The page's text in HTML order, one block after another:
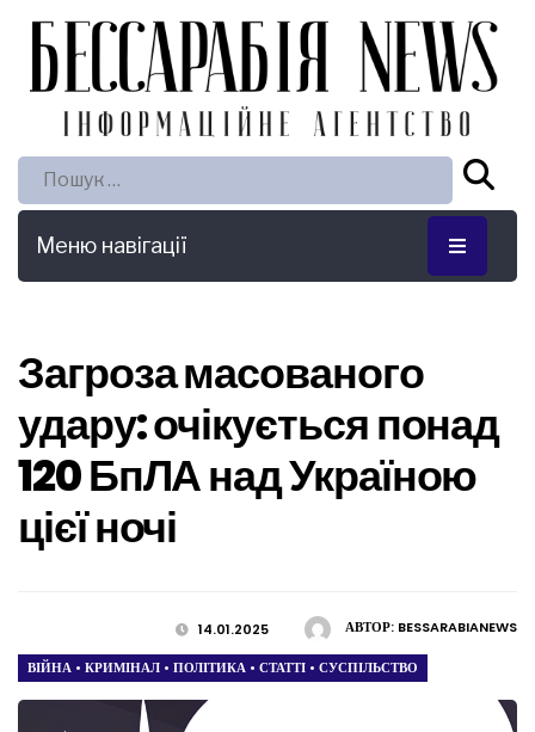
Пошук:
Меню навігації
Загроза масованого
удару: очікується понад
120 БпЛА над Україною
цієї ночі
АВТОР: BESSARABIANEWS
14.01.2025
ВІЙНА • КРИМІНАЛ • ПОЛІТИКА • СТАТТІ • СУСПІЛЬСТВО